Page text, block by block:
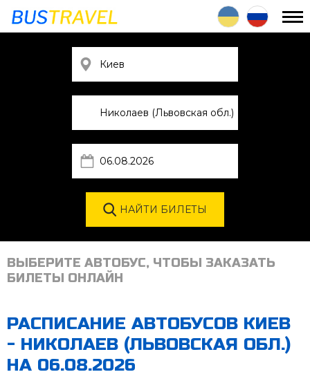
ВЫБЕРИТЕ АВТОБУС, ЧТОБЫ ЗАКАЗАТЬ
БИЛЕТЫ ОНЛАЙН
РАСПИСАНИЕ АВТОБУСОВ КИЕВ
- НИКОЛАЕВ (ЛЬВОВСКАЯ ОБЛ.)
НА 06.08.2026